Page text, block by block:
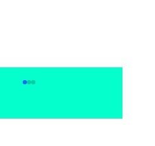
pro Bitcoin ist